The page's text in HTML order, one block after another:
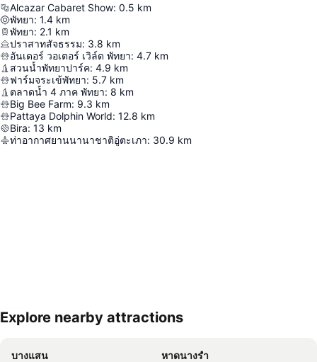
Alcazar Cabaret Show: 0.5 km
พัทยา: 1.4 km
พัทยา: 2.1 km
ปราสาทสัจธรรม: 3.8 km
อันเดอร์ วอเตอร์ เวิล์ด พัทยา: 4.7 km
สวนน้ำพัทยาปาร์ค: 4.9 km
ฟาร์มจระเข้พัทยา: 5.7 km
ตลาดน้ำ 4 ภาค พัทยา: 8 km
Big Bee Farm: 9.3 km
Pattaya Dolphin World: 12.8 km
Bira: 13 km
ท่าอากาศยานนานาชาติอู่ตะเภา: 30.9 km
Explore nearby attractions
บางแสน
หาดนางรำ